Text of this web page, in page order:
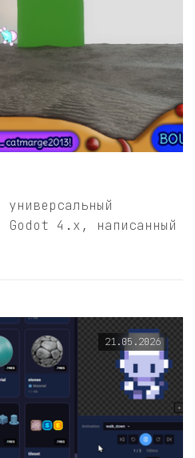
Godot 4.x, написанный
21.05.2026